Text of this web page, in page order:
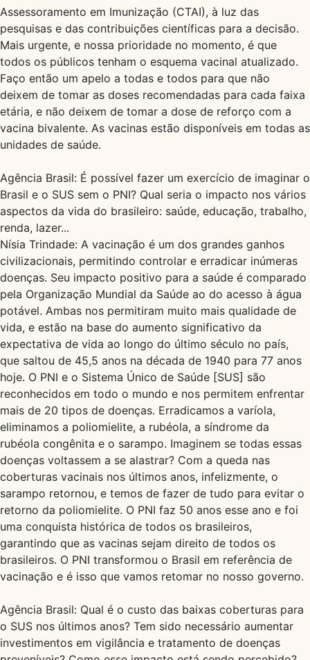
Assessoramento em Imunização (CTAI), à luz das
pesquisas e das contribuições científicas para a decisão.
Mais urgente, e nossa prioridade no momento, é que
todos os públicos tenham o esquema vacinal atualizado.
Faço então um apelo a todas e todos para que não
deixem de tomar as doses recomendadas para cada faixa
etária, e não deixem de tomar a dose de reforço com a
vacina bivalente. As vacinas estão disponíveis em todas as
unidades de saúde.
Agência Brasil: É possível fazer um exercício de imaginar o
Brasil e o SUS sem o PNI? Qual seria o impacto nos vários
aspectos da vida do brasileiro: saúde, educação, trabalho,
renda, lazer...
Nísia Trindade: A vacinação é um dos grandes ganhos
civilizacionais, permitindo controlar e erradicar inúmeras
doenças. Seu impacto positivo para a saúde é comparado
pela Organização Mundial da Saúde ao do acesso à água
potável. Ambas nos permitiram muito mais qualidade de
vida, e estão na base do aumento significativo da
expectativa de vida ao longo do último século no país,
que saltou de 45,5 anos na década de 1940 para 77 anos
hoje. O PNI e o Sistema Único de Saúde [SUS] são
reconhecidos em todo o mundo e nos permitem enfrentar
mais de 20 tipos de doenças. Erradicamos a varíola,
eliminamos a poliomielite, a rubéola, a síndrome da
rubéola congênita e o sarampo. Imaginem se todas essas
doenças voltassem a se alastrar? Com a queda nas
coberturas vacinais nos últimos anos, infelizmente, o
sarampo retornou, e temos de fazer de tudo para evitar o
retorno da poliomielite. O PNI faz 50 anos esse ano e foi
uma conquista histórica de todos os brasileiros,
garantindo que as vacinas sejam direito de todos os
brasileiros. O PNI transformou o Brasil em referência de
vacinação e é isso que vamos retomar no nosso governo.
Agência Brasil: Qual é o custo das baixas coberturas para
o SUS nos últimos anos? Tem sido necessário aumentar
investimentos em vigilância e tratamento de doenças